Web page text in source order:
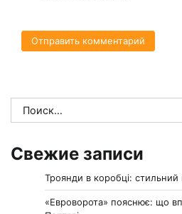
Найти:
Свежие записи
Троянди в коробці:
«Евроворота» пояснює: що